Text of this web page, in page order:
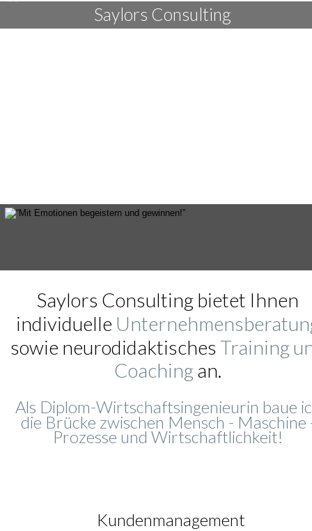
Saylors Consulting bietet Ihnen
individuelle
sowie neurodidaktisches Training
Coaching an.
Als Diplom-Wirtschaftsingenieurin baue
die Brücke zwischen Mensch -
Prozesse und Wirtschaftlichkeit!
Kundenmanagement
Saylors Consulting